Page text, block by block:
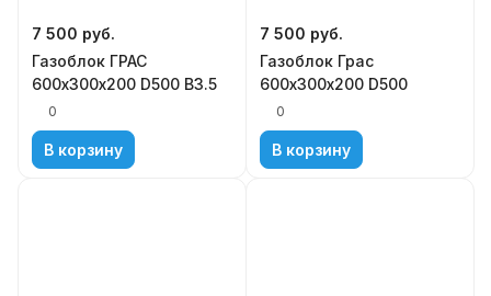
7 500 руб.
Газоблок ГРАС
600х300х200 D500 В3.5
0
В корзину
7 500 руб.
Газоблок Грас
600х300х200 D500
0
В корзину